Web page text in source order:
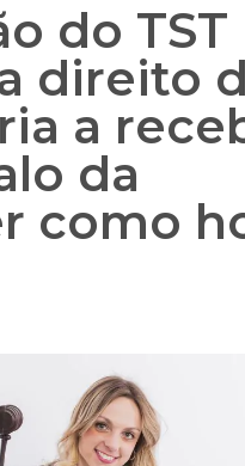
do TST
direito
a
da
como